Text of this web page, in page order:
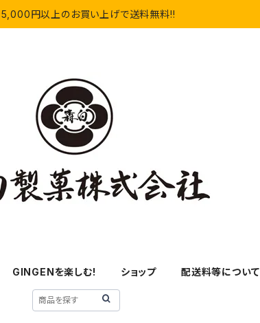
5,000円以上のお買い上げで送料無料!!
GINGENを楽しむ! ショップ 配送料等について